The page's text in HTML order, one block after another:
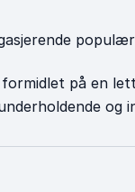
på en
og